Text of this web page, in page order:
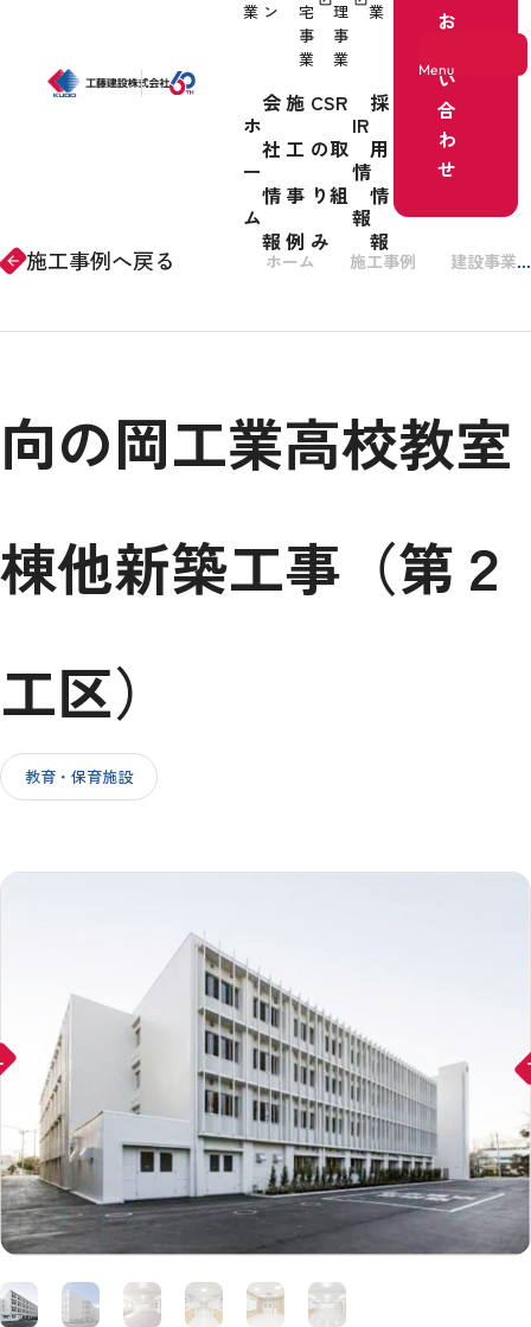
Menu
施工事例
業 ン
宅
事
業
理
事
業
業
ホ
ー
ム
会
社
情
報
施
工
事
例
CSR
の取
り組
み
IR
情
報
採
用
情
報
お
い
合
わ
せ
arrow_forward 施工事例へ戻る ホーム 施工事例 建設事業
向の岡工業高校教室
棟他新築工事（第２
工区）
教育・保育施設